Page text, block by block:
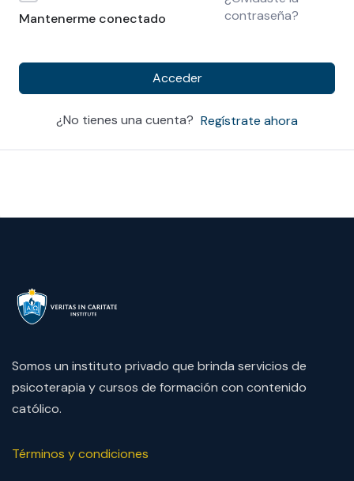
Mantenerme conectado
contraseña?
Acceder
¿No tienes una cuenta? Regístrate ahora
Somos un instituto privado que brinda servicios de
psicoterapia y cursos de formación con contenido
católico.
Términos y condiciones